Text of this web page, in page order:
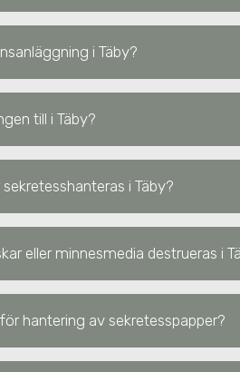
i Täby?
till i Täby?
i Täby?
eller minnesmedia destrueras i
hantering av sekretesspapper?